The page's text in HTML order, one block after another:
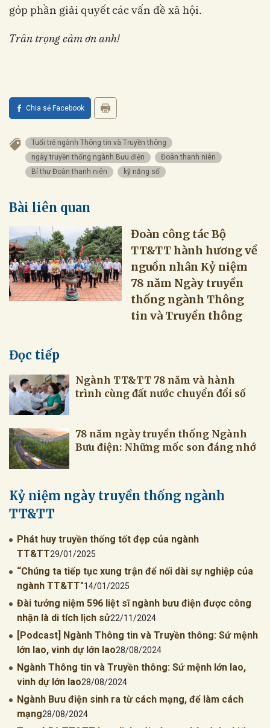
góp phần giải quyết các vấn đề xã hội.
Trân trọng cảm ơn anh!
Chia sẻ Facebook
Tuổi trẻ ngành Thông tin và Truyền thông
ngày truyền thống ngành Bưu điện
Đoàn thanh niên
Bí thư Đoàn thanh niên
kỹ năng số
Bài liên quan
Đoàn công tác Bộ
TT&TT hành hương về
nguồn nhân Kỷ niệm
78 năm Ngày truyền
thống ngành Thông
tin và Truyền thông
Đọc tiếp
Ngành TT&TT 78 năm và hành
trình cùng đất nước chuyển đổi số
78 năm ngày truyền thống Ngành
Bưu điện: Những mốc son đáng nhớ
Kỷ niệm ngày truyền thống ngành
TT&TT
Phát huy truyền thống tốt đẹp của ngành
TT&TT29/01/2025
“Chúng ta tiếp tục xung trận để nối dài sự nghiệp của
ngành TT&TT"14/01/2025
Đài tưởng niệm 596 liệt sĩ ngành bưu điện được công
nhận là di tích lịch sử22/11/2024
[Podcast] Ngành Thông tin và Truyền thông: Sứ mệnh
lớn lao, vinh dự lớn lao28/08/2024
Ngành Thông tin và Truyền thông: Sứ mệnh lớn lao,
vinh dự lớn lao28/08/2024
Ngành Bưu điện sinh ra từ cách mạng, để làm cách
mạng28/08/2024